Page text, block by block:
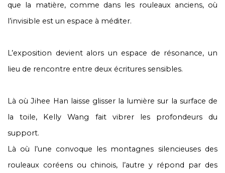
que la matière, comme dans les rouleaux anciens, où
l’invisible est un espace à méditer.
L’exposition devient alors un espace de résonance, un
lieu de rencontre entre deux écritures sensibles.
Là où Jihee Han laisse glisser la lumière sur la surface de
la toile, Kelly Wang fait vibrer les profondeurs du
support.
Là où l’une convoque les montagnes silencieuses des
rouleaux coréens ou chinois, l’autre y répond par des